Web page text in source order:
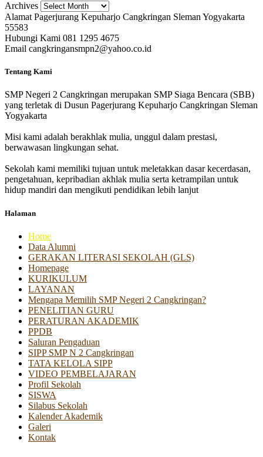
Archives
Alamat Pagerjurang Kepuharjo Cangkringan Sleman Yogyakarta
55583
Hubungi Kami 081 1295 4675
Email cangkringansmpn2@yahoo.co.id
Tentang Kami
SMP Negeri 2 Cangkringan merupakan SMP Siaga Bencara (SBB)
yang terletak di Dusun Pagerjurang Kepuharjo Cangkringan Sleman
Yogyakarta
Misi kami adalah berakhlak mulia, unggul dalam prestasi,
berwawasan lingkungan sehat.
Sekolah kami memiliki tujuan untuk meletakkan dasar kecerdasan,
pengetahuan, kepribadian akhlak mulia serta ketrampilan untuk
hidup mandiri dan mengikuti pendidikan lebih lanjut
Halaman
Home
Data Alumni
GERAKAN LITERASI SEKOLAH (GLS)
Homepage
KURIKULUM
LAYANAN
Mengapa Memilih SMP Negeri 2 Cangkringan?
PENELITIAN GURU
PERATURAN AKADEMIK
PPDB
Saluran Pengaduan
SIPP SMP N 2 Cangkringan
TATA KELOLA SIPP
VIDEO PEMBELAJARAN
Profil Sekolah
SISWA
Silabus Sekolah
Kalender Akademik
Galeri
Kontak